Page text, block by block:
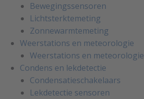
Bewegingssensoren
Lichtsterktemeting
Zonnewarmtemeting
Weerstations en meteorologie
Weerstations en meteorologie
Condens en lekdetectie
Condensatieschakelaars
Lekdetectie sensoren